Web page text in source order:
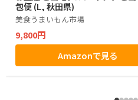
包便 (L, 秋田県)
美食うまいもん市場
9,800円
Amazonで見る